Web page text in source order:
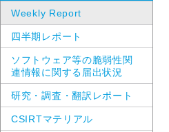
Weekly Report
四半期レポート
ソフトウェア等の脆弱性関
連情報に関する届出状況
研究・調査・翻訳レポート
CSIRTマテリアル